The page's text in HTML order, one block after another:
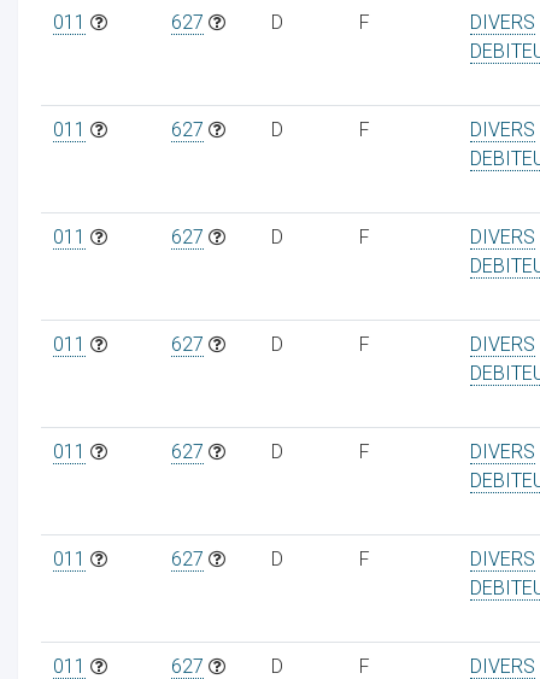
011 627 D F
DIVERS
011 627 D F
DIVERS
011 627 D F
DIVERS
011 627 D F
DIVERS
011 627 D F
DIVERS
011 627 D F
DIVERS
011 627 D F
DIVERS